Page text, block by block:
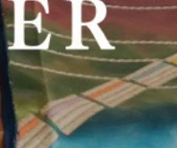
r
y
/
r
e
a
g
e